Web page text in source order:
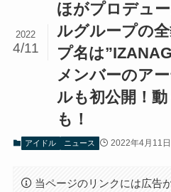
ほがプロデュ
ルグループの
プ名は
メンバーのア
ルも初公開！
も！
2022
4/11
アイドル ニュース 2022年4月11日
当ページのリンクには広告